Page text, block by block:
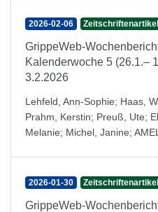
2026-02-06 Zeitschriftenartikel
GrippeWeb-
Kalenderwoche 5 (26.1.–
3.2.2026
Lehfeld, Ann-Sophie; Haas,
Prahm, Kerstin; Preuß, Ute;
Melanie; Michel, Janine;
2026-01-30 Zeitschriftenartikel
GrippeWeb-